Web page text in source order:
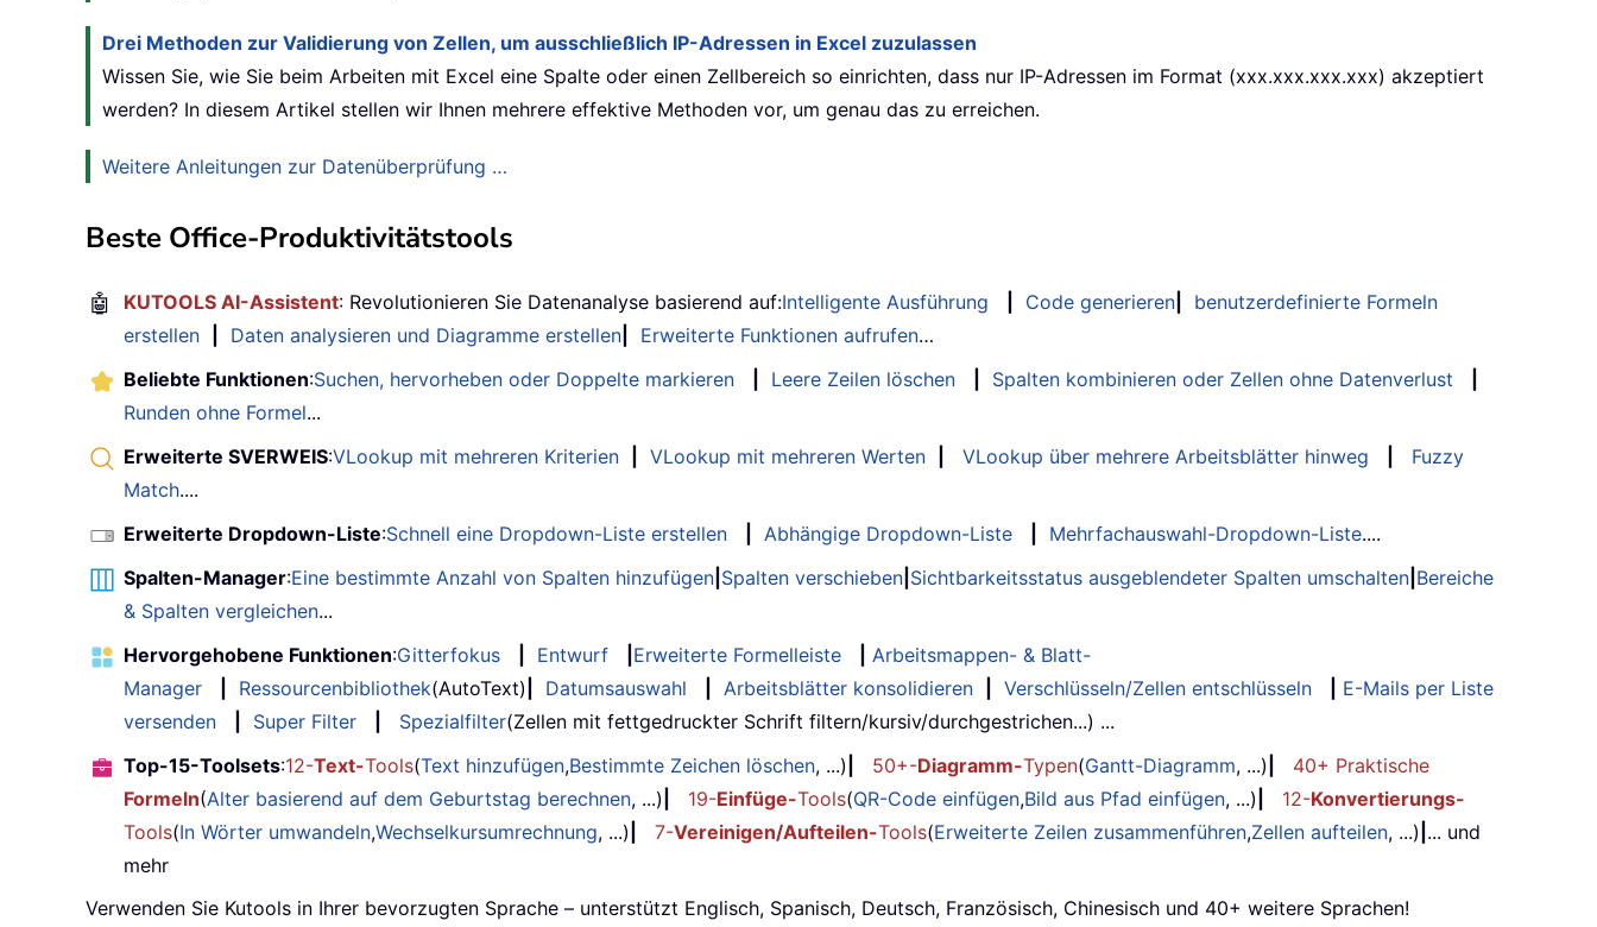
Drei Methoden zur Validierung von Zellen, um ausschließlich IP-Adressen in Excel zuzulassen
Wissen Sie, wie Sie beim Arbeiten mit Excel eine Spalte oder einen Zellbereich so einrichten, dass nur IP-Adressen im Format (xxx.xxx.xxx.xxx) akzeptiert
werden? In diesem Artikel stellen wir Ihnen mehrere effektive Methoden vor, um genau das zu erreichen.
Weitere Anleitungen zur Datenüberprüfung …
Beste Office-Produktivitätstools
🤖 KUTOOLS AI-Assistent: Revolutionieren Sie Datenanalyse basierend auf:Intelligente Ausführung Code generieren
benutzerdefinierte Formeln
erstellen
Daten analysieren und Diagramme erstellen Erweiterte Funktionen aufrufen…
Beliebte Funktionen:Suchen, hervorheben oder Doppelte markieren Leere Zeilen löschen Spalten kombinieren oder Zellen ohne Datenverlust
Runden ohne Formel...
Erweiterte SVERWEIS:VLookup mit mehreren Kriterien VLookup mit mehreren Werten VLookup über mehrere Arbeitsblätter hinweg
Fuzzy
Match....
Erweiterte Dropdown-Liste:Schnell eine Dropdown-Liste erstellen Abhängige Dropdown-Liste Mehrfachauswahl-Dropdown-Liste....
Spalten-Manager:Eine bestimmte Anzahl von Spalten hinzufügen Spalten verschieben Sichtbarkeitsstatus ausgeblendeter Spalten umschalten Bereiche
& Spalten vergleichen...
Hervorgehobene Funktionen:Gitterfokus Entwurf Erweiterte Formelleiste
Arbeitsmappen- & Blatt-
Manager
Ressourcenbibliothek(AutoText) Datumsauswahl Arbeitsblätter konsolidieren Verschlüsseln/Zellen entschlüsseln
E-Mails per Liste
versenden
Super Filter Spezialfilter(Zellen mit fettgedruckter Schrift filtern/kursiv/durchgestrichen...) ...
Top-15-Toolsets:12-Text-Tools(Text hinzufügen,Bestimmte Zeichen löschen, ...) 50+-Diagramm-Typen(Gantt-Diagramm, ...)
40+ Praktische
Formeln(Alter basierend auf dem Geburtstag berechnen, ...) 19-Einfüge-Tools(QR-Code einfügen,Bild aus Pfad einfügen, ...) 12-Konvertierungs-
Tools(In Wörter umwandeln,Wechselkursumrechnung, ...) 7-Vereinigen/Aufteilen-Tools(Erweiterte Zeilen zusammenführen,Zellen aufteilen, ...) ... und
mehr
Verwenden Sie Kutools in Ihrer bevorzugten Sprache – unterstützt Englisch, Spanisch, Deutsch, Französisch, Chinesisch und 40+ weitere Sprachen!